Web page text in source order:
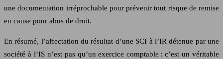
une documentation irréprochable pour prévenir tout risque de remise
en cause pour abus de droit.
En résumé, l’affectation du résultat d’une SCI à l’IR détenue par une
société à l’IS n’est pas qu’un exercice comptable : c’est un véritable